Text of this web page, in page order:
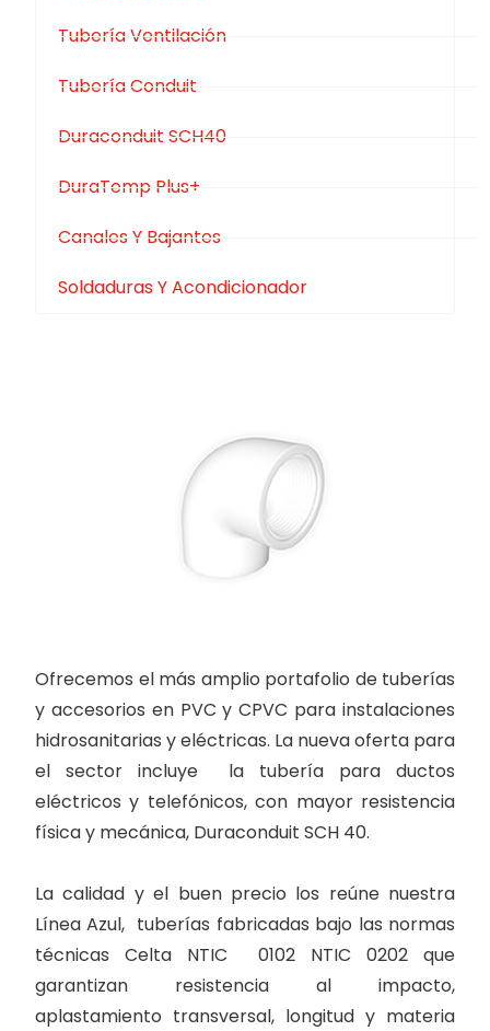
Tubería Ventilación
Tubería Conduit
Duraconduit SCH40
DuraTemp Plus+
Canales Y Bajantes
Soldaduras Y Acondicionador
Ofrecemos el más amplio portafolio de tuberías
y accesorios en PVC y CPVC para instalaciones
hidrosanitarias y eléctricas. La nueva oferta para
el sector incluye la tubería para ductos
eléctricos y telefónicos, con mayor resistencia
física y mecánica, Duraconduit SCH 40.
La calidad y el buen precio los reúne nuestra
Línea Azul, tuberías fabricadas bajo las normas
técnicas Celta NTIC 0102 NTIC 0202 que
garantizan resistencia al impacto,
aplastamiento transversal, longitud y materia